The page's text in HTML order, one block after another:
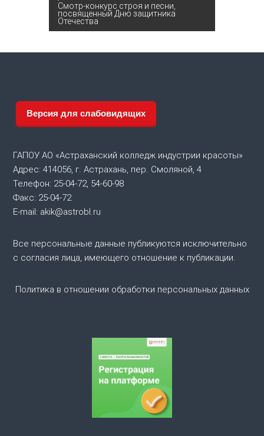
а
ц
и
я
п
з
а
Смотр-конкурс строя и песни,
посвященный Дню защитника
Отечества
Версия для слабовидящих
ГАПОУ АО «Астраханский колледж индустрии красоты»
Адрес: 414056, г. Астрахань, пер. Смоляной, 4
Телефон: 25-04-72, 54-60-98
Факс: 25-04-72
E-mail: akik@astrobl.ru
Все персональные данные публикуются исключительно
с согласия лица, имеющего отношение к публикации.
Политика в отношении обработки персональных данных